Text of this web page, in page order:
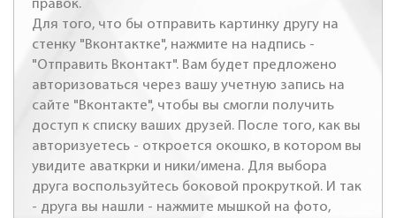
правок.
Для того, что бы отправить картинку другу на
стенку "Вконтактке", нажмите на надпись -
"Отправить Вконтакт". Вам будет предложено
авторизоваться через вашу учетную запись на
сайте "Вконтакте", чтобы вы смогли получить
доступ к списку ваших друзей. После того, как вы
авторизуетесь - откроется окошко, в котором вы
увидите аваткрки и ники/имена. Для выбора
друга воспользуйтесь боковой прокруткой. И так
- друга вы нашли - нажмите мышкой на фото,